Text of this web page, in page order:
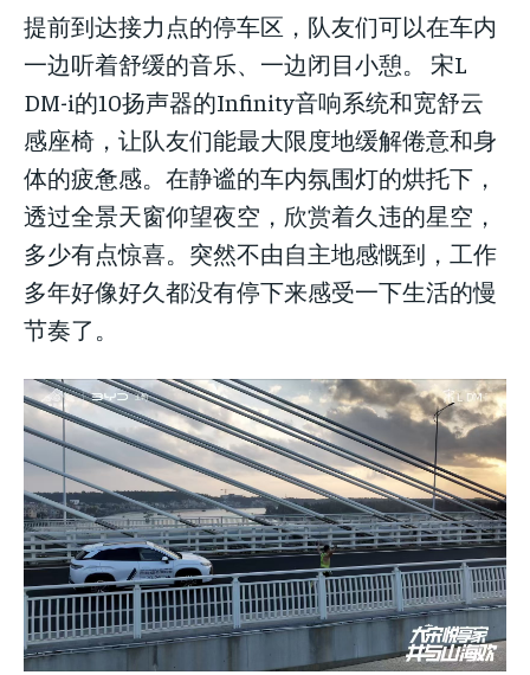
提前到达接力点的停车区，队友们可以在车内
一边听着舒缓的音乐、一边闭目小憩。 宋L
DM-i的10扬声器的Infinity音响系统和宽舒云
感座椅，让队友们能最大限度地缓解倦意和身
体的疲惫感。在静谧的车内氛围灯的烘托下，
透过全景天窗仰望夜空，欣赏着久违的星空，
多少有点惊喜。突然不由自主地感慨到，工作
多年好像好久都没有停下来感受一下生活的慢
节奏了。